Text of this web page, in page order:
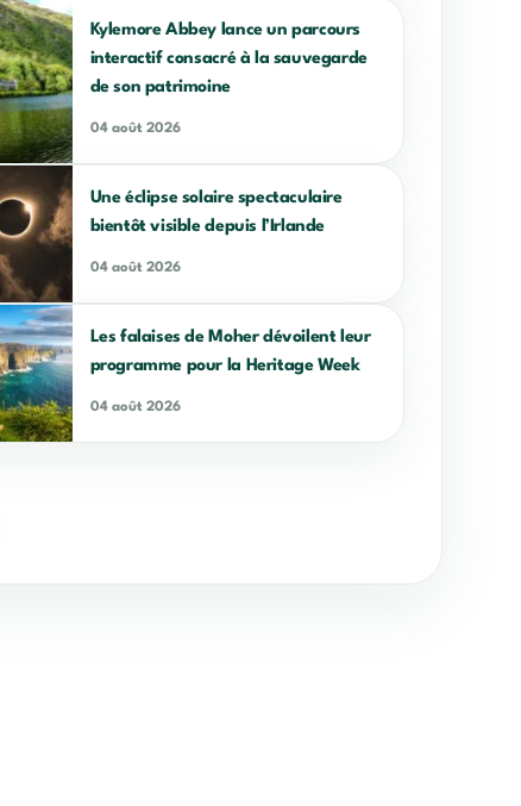
Kylemore Abbey lance un parcours
interactif consacré à la sauvegarde
de son patrimoine
04 août 2026
Une éclipse solaire spectaculaire
bientôt visible depuis l’Irlande
04 août 2026
Les falaises de Moher dévoilent leur
programme pour la Heritage Week
04 août 2026